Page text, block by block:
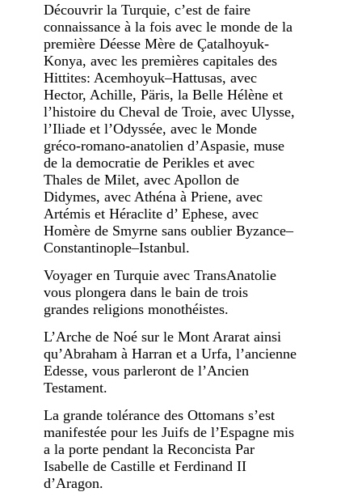
Découvrir la Turquie, c’est de faire
connaissance à la fois avec le monde de la
première Déesse Mère de Çatalhoyuk-
Konya, avec les premières capitales des
Hittites: Acemhoyuk–Hattusas, avec
Hector, Achille, Päris, la Belle Hélène et
l’histoire du Cheval de Troie, avec Ulysse,
l’Iliade et l’Odyssée, avec le Monde
gréco-romano-anatolien d’Aspasie, muse
de la democratie de Perikles et avec
Thales de Milet, avec Apollon de
Didymes, avec Athéna à Priene, avec
Artémis et Héraclite d’ Ephese, avec
Homère de Smyrne sans oublier Byzance–
Constantinople–Istanbul.
Voyager en Turquie avec TransAnatolie
vous plongera dans le bain de trois
grandes religions monothéistes.
L’Arche de Noé sur le Mont Ararat ainsi
qu’Abraham à Harran et a Urfa, l’ancienne
Edesse, vous parleront de l’Ancien
Testament.
La grande tolérance des Ottomans s’est
manifestée pour les Juifs de l’Espagne mis
a la porte pendant la Reconcista Par
Isabelle de Castille et Ferdinand II
d’Aragon.